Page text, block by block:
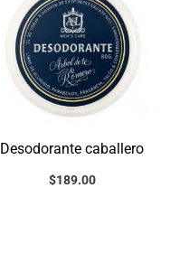
Desodorante caballero
$189.00